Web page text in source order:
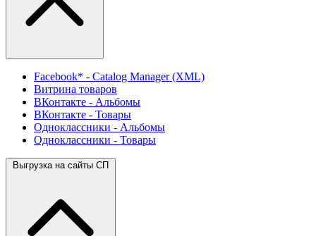
Facebook* - Catalog Manager (XML)
Витрина товаров
ВКонтакте - Альбомы
ВКонтакте - Товары
Одноклассники - Альбомы
Одноклассники - Товары
Выгрузка на сайты СП